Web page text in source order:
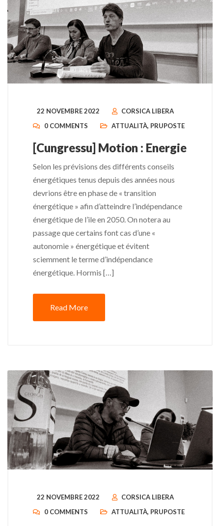
22 NOVEMBRE 2022
CORSICA LIBERA
0 COMMENTS
ATTUALITÀ, PRUPOSTE
[Cungressu] Motion : Energie
Selon les prévisions des différents conseils
énergétiques tenus depuis des années nous
devrions être en phase de « transition
énergétique » afin d’atteindre l’indépendance
énergétique de l’ile en 2050. On notera au
passage que certains font cas d’une «
autonomie » énergétique et évitent
sciemment le terme d’indépendance
énergétique. Hormis […]
Read More
22 NOVEMBRE 2022
CORSICA LIBERA
0 COMMENTS
ATTUALITÀ, PRUPOSTE